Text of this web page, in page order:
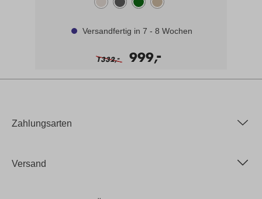
Versandfertig in 7 - 8 Wochen
1332,
- 999,
-
Zahlungsarten
Versand